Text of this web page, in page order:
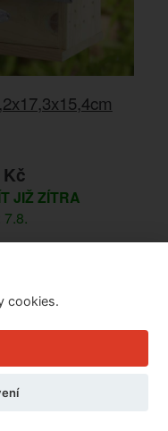
JIŽ ZÍTRA
cookies.